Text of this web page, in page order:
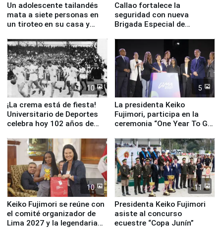
Un adolescente tailandés
mata a siete personas en
un tiroteo en su casa y
Callao fortalece la
seguridad con nueva
Brigada Especial de
equipamiento para
Serenazgo
10
¡La crema está de fiesta!
Universitario de Deportes
celebra hoy 102 años de
5
La presidenta Keiko
Fujimori, participa en la
ceremonia “One Year To Go
10
Keiko Fujimori se reúne con
el comité organizador de
Lima 2027 y la legendaria
11
Presidenta Keiko Fujimori
asiste al concurso
ecuestre “Copa Junín”